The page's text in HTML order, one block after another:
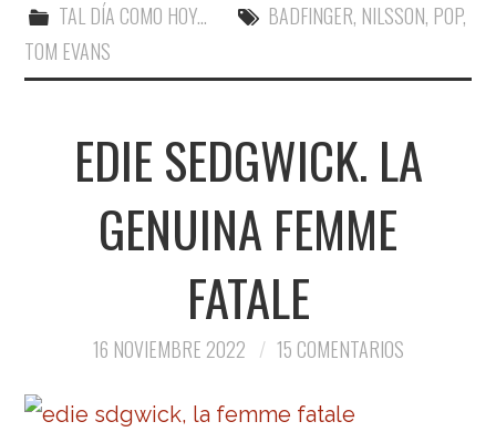
TAL DÍA COMO HOY... BADFINGER, NILSSON, POP,
TOM EVANS
EDIE SEDGWICK. LA
GENUINA FEMME
FATALE
16 NOVIEMBRE 2022 15 COMENTARIOS